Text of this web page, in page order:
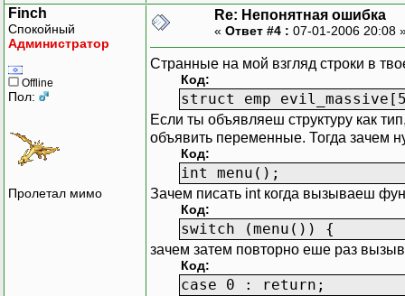
cout<<"3.Poisk
cin>>y;
return y;
}
void vvod(emp
cout<<n<<"Vvedite
cin.getline(x_bizmas-
cout<<n<<"Vvedite cenu
cin>>x_bizmas->cena;
cout<<n<<"Vvedite god
cin>>x_bizmas->god_make;
}
Finch
Спокойный
Администратор
Offline
Пол:
Пролетал мимо
Re: Непонятная ошибка
« Ответ #4 : 07-01-2006 20:08
Странные на мой взгляд строки в
Код:
struct emp
Если ты объявляеш структуру как
объявить переменные. Тогда зачем
Код:
int menu();
Зачем писать int когда вызываеш
Код:
switch (menu()) {
зачем затем повторно еше раз
Код:
case 0 : return;